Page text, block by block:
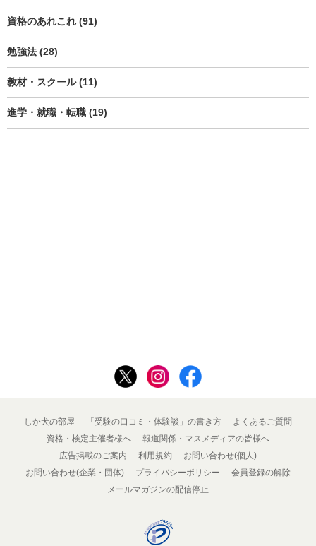
資格のあれこれ (91)
勉強法 (28)
教材・スクール (11)
進学・就職・転職 (19)
しか犬の部屋 「受験の口コミ・体験談」の書き方
よくあるご質問
資格・検定主催者様へ
報道関係・マスメディアの皆様へ
広告掲載のご案内
利用規約
お問い合わせ(個人)
お問い合わせ(企業・団体)
プライバシーポリシー
会員登録の解除
メールマガジンの配信停止